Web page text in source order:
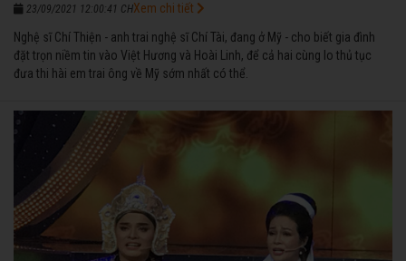
23/09/2021 12:00:41 CH
Nghệ sĩ Chí Thiện - anh trai nghệ sĩ Chí Tài, đang ở Mỹ - cho biết gia đình
đặt trọn niềm tin vào Việt Hương và Hoài Linh, để cả hai cùng lo thủ tục
đưa thi hài em trai ông về Mỹ sớm nhất có thể.
Xem chi tiết